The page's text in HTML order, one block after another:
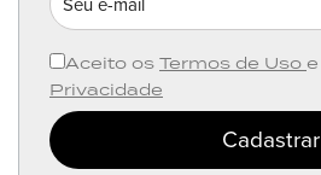
Aceito os Termos de Uso e
Privacidade
Cadastrar